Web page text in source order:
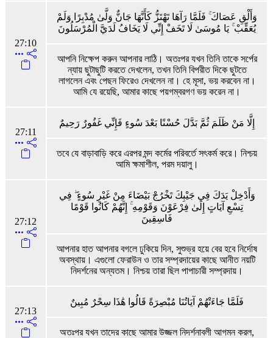
27:10
وَأَلْقِ عَصَاكَ ۚ فَلَمَّا رَآهَا تَهْتَزُّ كَأَنَّهَا جَانٌّ وَلَّىٰ مُدْبِرًا وَلَمْ
يُعَقِّبْ ۚ يَا مُوسَىٰ لَا تَخَفْ إِنِّي لَا يَخَافُ لَدَيَّ الْمُرْسَلُونَ
আপনি নিক্ষেপ করুন আপনার লাঠি। অতঃপর যখন তিনি তাকে সর্পের
ন্যায় ছুটাছুটি করতে দেখলেন, তখন তিনি বিপরীত দিকে ছুটতে
লাগলেন এবং পেছন ফিরেও দেখলেন না। হে মূসা, ভয় করবেন না।
আমি যে রয়েছি, আমার কাছে পয়গম্বরগণ ভয় করেন না।
27:11
إِلَّا مَنْ ظَلَمَ ثُمَّ بَدَّلَ حُسْنًا بَعْدَ سُوءٍ فَإِنِّي غَفُورٌ رَحِيمٌ
তবে যে বাড়াবাড়ি করে এরপর মন্দ কর্মের পরিবর্তে সৎকর্ম করে। নিশ্চয়
আমি ক্ষমাশীল, পরম দয়ালু।
27:12
وَأَدْخِلْ يَدَكَ فِي جَيْبِكَ تَخْرُجْ بَيْضَاءَ مِنْ غَيْرِ سُوءٍ ۖ فِي
تِسْعِ آيَاتٍ إِلَىٰ فِرْعَوْنَ وَقَوْمِهِ ۚ إِنَّهُمْ كَانُوا قَوْمًا
فَاسِقِينَ
আপনার হাত আপনার বগলে ঢুকিয়ে দিন, সুশুভ্র হয়ে বের হবে নির্দোষ
অবস্থায়। এগুলো ফেরাউন ও তার সম্প্রদায়ের কাছে আনীত নয়টি
নিদর্শনের অন্যতম। নিশ্চয় তারা ছিল পাপাচারী সম্প্রদায়।
27:13
فَلَمَّا جَاءَتْهُمْ آيَاتُنَا مُبْصِرَةً قَالُوا هَٰذَا سِحْرٌ مُبِينٌ
অতঃপর যখন তাদের কাছে আমার উজ্জল নিদর্শনাবলী আগমন করল,